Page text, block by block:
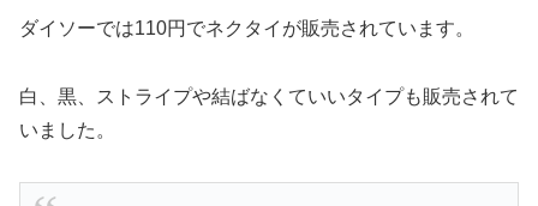
ダイソーでは110円でネクタイが販売されています。
白、黒、ストライプや結ばなくていいタイプも販売されて
いました。